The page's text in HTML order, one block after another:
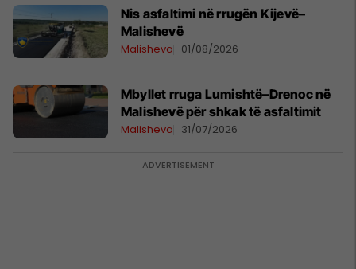
Nis asfaltimi në rrugën Kijevë–
Malishevë
Malisheva 01/08/2026
Mbyllet rruga Lumishtë–Drenoc në
Malishevë për shkak të asfaltimit
Malisheva 31/07/2026